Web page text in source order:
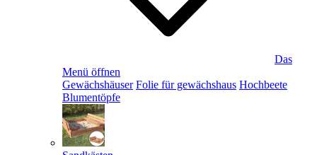
Das
Menü öffnen
Gewächshäuser Folie für gewächshaus Hochbeete
Blumentöpfe